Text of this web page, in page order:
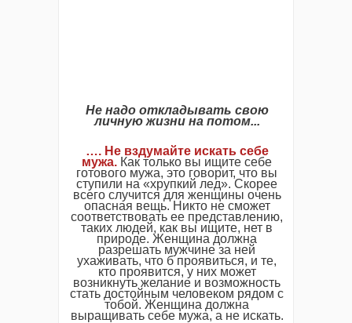
Не надо откладывать свою
личную жизни на потом...
…. Не вздумайте искать себе
мужа. Как только вы ищите себе
готового мужа, это говорит, что вы
ступили на «хрупкий лед». Скорее
всего случится для женщины очень
опасная вещь. Никто не сможет
соответствовать ее представлению,
таких людей, как вы ищите, нет в
природе. Женщина должна
разрешать мужчине за ней
ухаживать, что б проявиться, и те,
кто проявится, у них может
возникнуть желание и возможность
стать достойным человеком рядом с
тобой. Женщина должна
выращивать себе мужа, а не искать.